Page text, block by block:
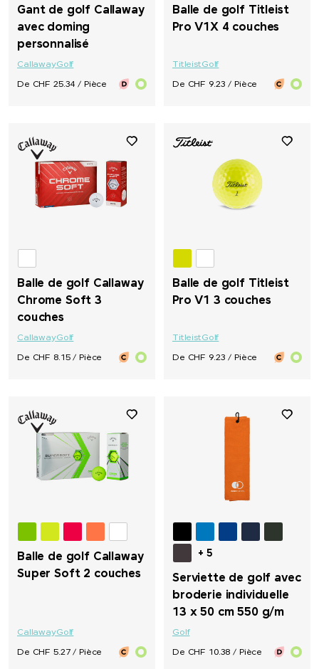
Gant de golf Callaway
avec doming
personnalisé
CallawayGolf
De CHF 25.34 / Pièce
Balle de golf Titleist
Pro V1X 4 couches
TitleistGolf
De CHF 9.23 / Pièce
Balle de golf Callaway
Chrome Soft 3
couches
CallawayGolf
De CHF 8.15 / Pièce
Balle de golf Titleist
Pro V1 3 couches
TitleistGolf
De CHF 9.23 / Pièce
Balle de golf Callaway
Super Soft 2 couches
CallawayGolf
De CHF 5.27 / Pièce
+ 5
Serviette de golf avec
broderie individuelle
13 x 50 cm 550 g/m
Golf
De CHF 10.38 / Pièce